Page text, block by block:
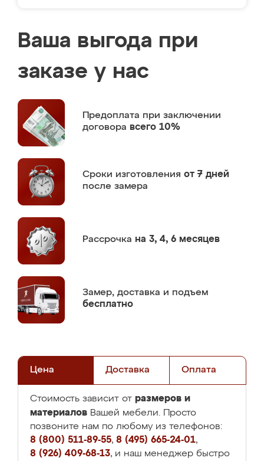
Ваша выгода при
заказе у нас
Предоплата при заключении
договора всего 10%
Сроки изготовления от 7 дней
после замера
Рассрочка на 3, 4, 6 месяцев
Замер, доставка и подъем
бесплатно
Цена Доставка Оплата
Стоимость зависит от размеров и
материалов Вашей мебели. Просто
позвоните нам по любому из телефонов:
8 (800) 511-89-55, 8 (495) 665-24-01,
8 (926) 409-68-13, и наш менеджер быстро